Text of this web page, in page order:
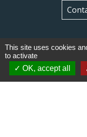
This site uses cookies
to activate
OK, accept all